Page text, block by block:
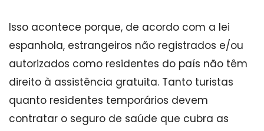
Isso acontece porque, de acordo com a lei
espanhola, estrangeiros não registrados e/ou
autorizados como residentes do país não têm
direito à assistência gratuita. Tanto turistas
quanto residentes temporários devem
contratar o seguro de saúde que cubra as